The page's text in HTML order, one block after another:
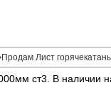
Продам Лист
ст3. В наличии